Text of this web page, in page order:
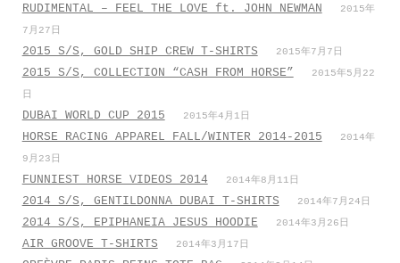
RUDIMENTAL – FEEL THE LOVE ft. JOHN NEWMAN
2015年
7月27日
2015 S/S, GOLD SHIP CREW T-SHIRTS 2015年7月7日
2015 S/S, COLLECTION “CASH FROM HORSE”
2015年5月22
日
DUBAI WORLD CUP 2015 2015年4月1日
HORSE RACING APPAREL FALL/WINTER 2014-2015
2014年
9月23日
FUNNIEST HORSE VIDEOS 2014 2014年8月11日
2014 S/S, GENTILDONNA DUBAI T-SHIRTS 2014年7月24日
2014 S/S, EPIPHANEIA JESUS HOODIE 2014年3月26日
AIR GROOVE T-SHIRTS 2014年3月17日